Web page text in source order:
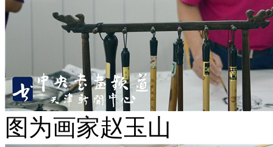
图为画家赵玉山